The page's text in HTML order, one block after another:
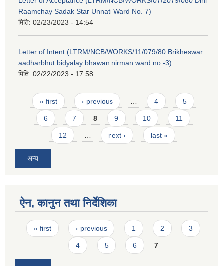
Raamchay Sadak Star Unnati Ward No. 7)
मिति: 02/23/2023 - 14:54
Letter of Intent (LTRM/NCB/WORKS/11/079/80 Brikheswar
aadharbhut bidyalay bhawan nirman ward no.-3)
मिति: 02/22/2023 - 17:58
Pages
« first ‹ previous 4 5
6 7 8 9 10 11
12 next › last »
अन्य
ऐन, कानुन तथा निर्देशिका
Pages
« first ‹ previous 1 2 3
4 5 6 7